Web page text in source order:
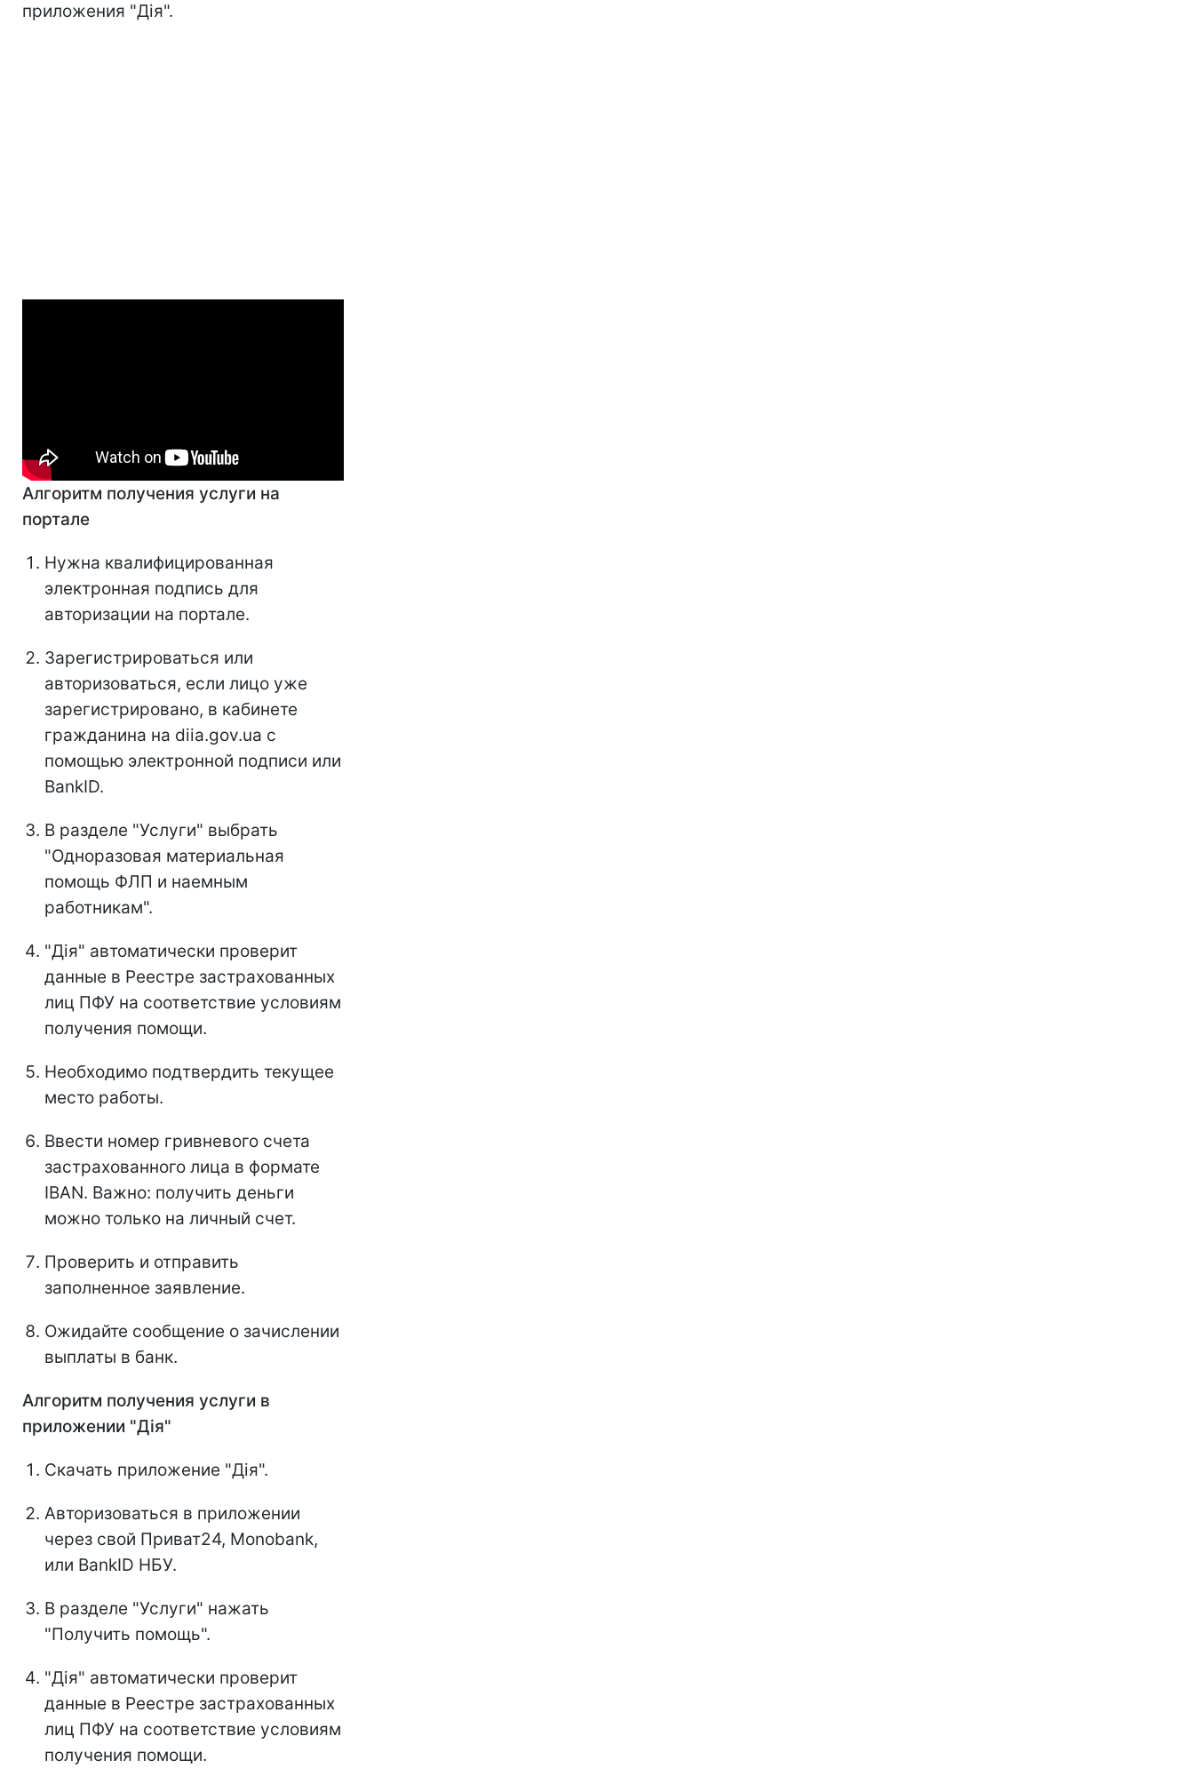
приложения "Дія".
Алгоритм получения услуги на
портале
Нужна квалифицированная
электронная подпись для
авторизации на портале.
Зарегистрироваться или
авторизоваться, если лицо уже
зарегистрировано, в кабинете
гражданина на diia.gov.ua с
помощью электронной подписи или
BankID.
В разделе "Услуги" выбрать
"Одноразовая материальная
помощь ФЛП и наемным
работникам".
"Дія" автоматически проверит
данные в Реестре застрахованных
лиц ПФУ на соответствие условиям
получения помощи.
Необходимо подтвердить текущее
место работы.
Ввести номер гривневого счета
застрахованного лица в формате
IBAN. Важно: получить деньги
можно только на личный счет.
Проверить и отправить
заполненное заявление.
Ожидайте сообщение о зачислении
выплаты в банк.
Алгоритм получения услуги в
приложении "Дія"
Скачать приложение "Дія".
Авторизоваться в приложении
через свой Приват24, Monobank,
или BankID НБУ.
В разделе "Услуги" нажать
"Получить помощь".
"Дія" автоматически проверит
данные в Реестре застрахованных
лиц ПФУ на соответствие условиям
получения помощи.